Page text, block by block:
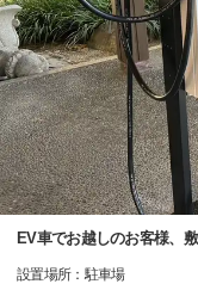
EV車でお越しのお客様、
設置場所：駐車場